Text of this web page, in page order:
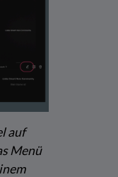
auf
Menü